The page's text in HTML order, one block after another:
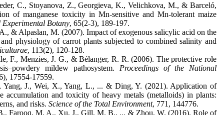
C., Stoyanova, Z., Georgieva, K., Velichkova, M., & Barceló,
of manganese toxicity in Mn-sensitive and Mn-tolerant maize
Botany, 65(2-3), 189-197.
& Alpaslan, M. (2007). Impact of exogenous salicylic acid on the
physiology of carrot plants subjected to combined salinity and
, 113(2), 120-128.
F., Menzies, J. G., & Bélanger, R. R. (2006). The protective role
mildew pathosystem. Proceedings of the National
17554-17559.
Yang, J., Wei, X., Yang, L., ... & Ding, Y. (2021). Application of
accumulation and toxicity of heavy metals (metalloids) in plants:
and risks. Science of the Total Environment, 771, 144776.
Farooq, M. A., Xu, J., Gill, M. B., ... & Zhou, W. (2016). Role of